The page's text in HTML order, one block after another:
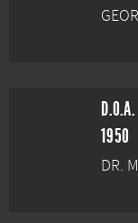
D.O.A.
1950
DR.